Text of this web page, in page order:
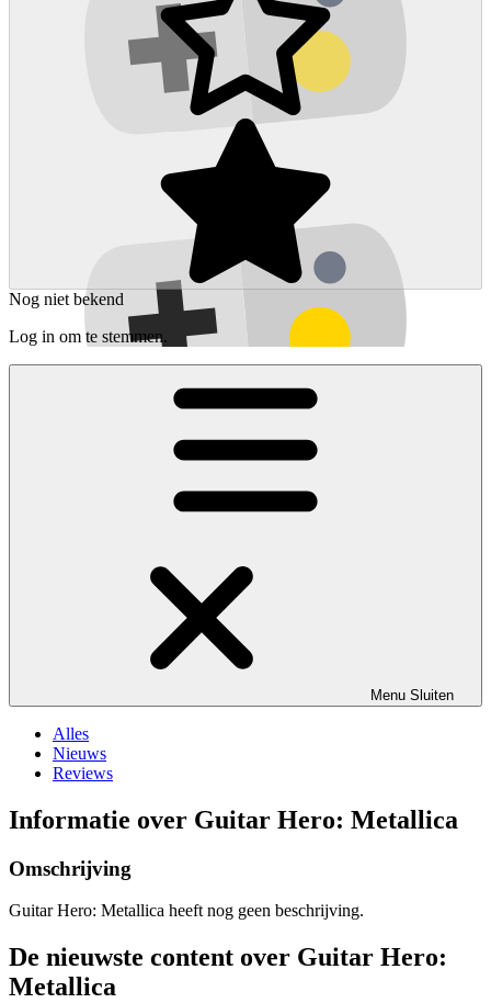
Nog niet bekend
Log in om te stemmen.
Menu Sluiten
Alles
Nieuws
Reviews
Informatie over Guitar Hero: Metallica
Omschrijving
Guitar Hero: Metallica heeft nog geen beschrijving.
De nieuwste content over Guitar Hero:
Metallica